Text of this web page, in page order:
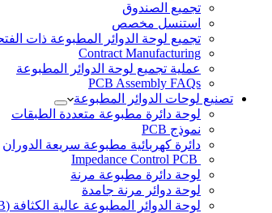
تجميع الصندوق
استنسل مخصص
تجميع لوحة الدوائر المطبوعة ذات
Contract Manufacturing
عملية تجميع لوحة الدوائر المطبوعة
PCB Assembly FAQs
تصنيع لوحات الدوائر المطبوعة
لوحة دائرة مطبوعة متعددة الطبقات
نموذج PCB
دائرة كهربائية مطبوعة سريعة الدوران
لوحة دائرة مطبوعة مرنة
لوحة دوائر مرنة جامدة
لوحة الدوائر المطبوعة عالية الكثافة (HDI PCB)